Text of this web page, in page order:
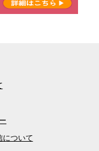
について